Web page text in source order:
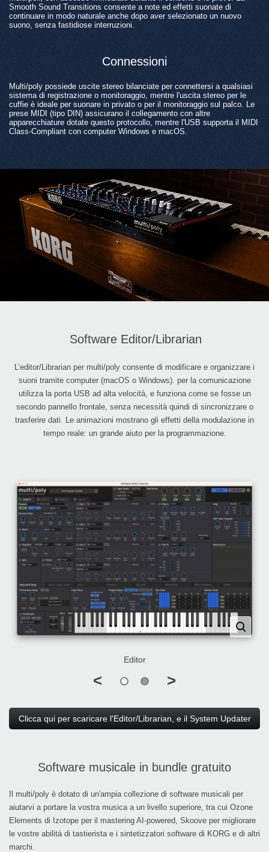
Smooth Sound Transitions consente a note ed effetti suonate di
continuare in modo naturale anche dopo aver selezionato un nuovo
suono, senza fastidiose interruzioni.
Connessioni
Multi/poly possiede uscite stereo bilanciate per connettersi a qualsiasi
sistema di registrazione o monitoraggio, mentre l'uscita stereo per le
cuffie è ideale per suonare in privato o per il monitoraggio sul palco. Le
prese MIDI (tipo DIN) assicurano il collegamento con altre
apparecchiature dotate questo protocollo, mentre l'USB supporta il MIDI
Class-Compliant con computer Windows e macOS.
Software Editor/Librarian
L’editor/Librarian per multi/poly consente di modificare e organizzare i
suoni tramite computer (macOS o Windows). per la comunicazione
utilizza la porta USB ad alta velocità, e funziona come se fosse un
secondo pannello frontale, senza necessità quindi di sincronizzare o
trasferire dati. Le animazioni mostrano gli effetti della modulazione in
tempo reale: un grande aiuto per la programmazione.
Editor
< >
Clicca qui per scaricare l'Editor/Librarian, e il System Updater
Software musicale in bundle gratuito
Il multi/poly è dotato di un'ampia collezione di software musicali per
aiutarvi a portare la vostra musica a un livello superiore, tra cui Ozone
Elements di Izotope per il mastering AI-powered, Skoove per migliorare
le vostre abilità di tastierista e i sintetizzatori software di KORG e di altri
marchi.